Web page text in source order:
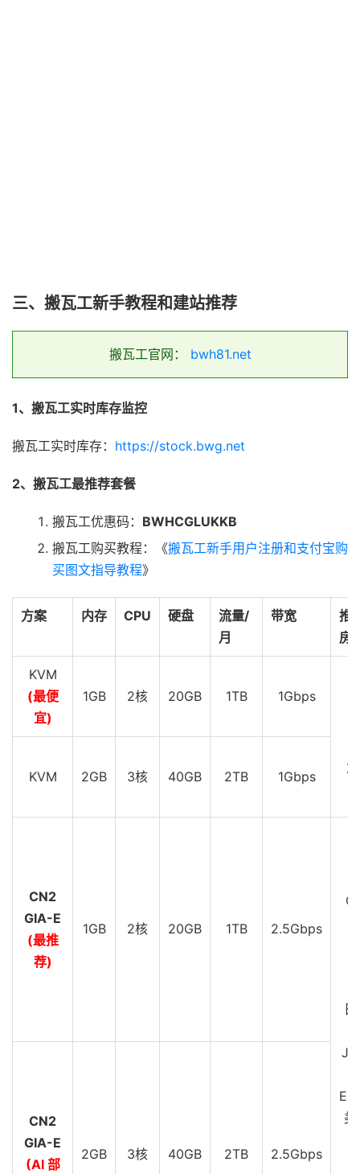
三、搬瓦工新手教程和建站推荐
搬瓦工官网： bwh81.net
1、搬瓦工实时库存监控
搬瓦工实时库存： https://stock.bwg.net
2、搬瓦工最推荐套餐
搬瓦工优惠码： BWHCGLUKKB
搬瓦工购买教程：《搬瓦工新手用户注册和支付宝购
买图文指导教程》
方案 内存 CPU 硬盘
流量/
月
带宽
推
房
KVM
(最便
宜)
1GB 2核 20GB 1TB 1Gbps
KVM 2GB 3核 40GB 2TB 1Gbps
CN2
GIA-E
(最推
荐)
1GB 2核 20GB 1TB 2.5Gbps
美
CN2
GIA-E
(AI 部
2GB 3核 40GB 2TB 2.5Gbps